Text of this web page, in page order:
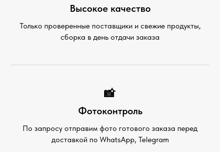
Высокое качество
Только проверенные поставщики и свежие продукты,
сборка в день отдачи заказа
📸
Фотоконтроль
По запросу отправим фото готового заказа перед
доставкой по WhatsApp, Telegram